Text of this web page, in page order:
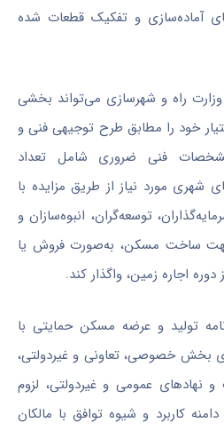
آماده‌سازی و تفکیک قطعات شده
راه و شهرسازی می‌تواند بخشی
خود را مطابق طرح توجیهی فنی و
فنی ضروری شامل تعداد
شهری مورد نیاز از طریق مزایده با
توسعه‌گران، انبوه‌سازان و
ساخت مسکن، به‌صورت فروش یا
اجاره زمین، واگذار کند.
تولید و عرضه مسکن حمایتی با
بخش خصوصی، تعاونی و غیردولتی،
نهادهای عمومی و غیردولتی، لزوم
کاربرد و شیوه توافق با مالکان